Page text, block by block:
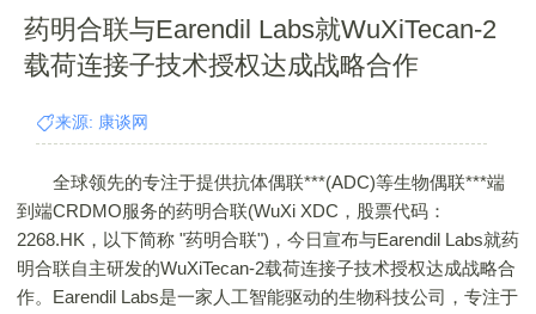
药明合联与Earendil Labs就WuXiTecan-2
载荷连接子技术授权达成战略合作
来源: 康谈网
全球领先的专注于提供抗体偶联***(ADC)等生物偶联***端
到端CRDMO服务的药明合联(WuXi XDC，股票代码：
2268.HK，以下简称 "药明合联")，今日宣布与Earendil Labs就药
明合联自主研发的WuXiTecan-2载荷连接子技术授权达成战略合
作。Earendil Labs是一家人工智能驱动的生物科技公司，专注于